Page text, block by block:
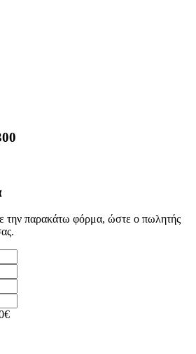
παρακάτω φόρμα, ώστε ο πωλητής